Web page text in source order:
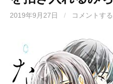
2019年9月27日 / コメントする